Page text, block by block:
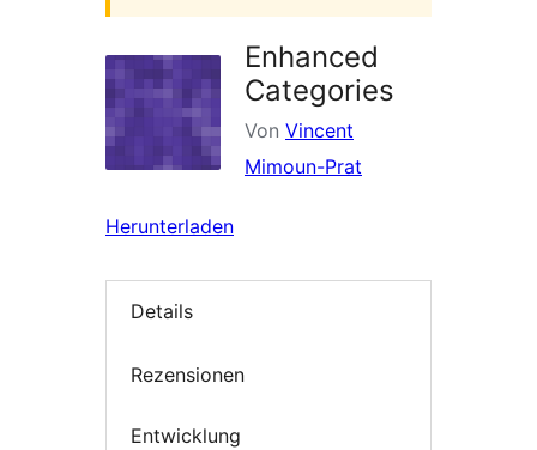
Enhanced
Categories
Von Vincent
Mimoun-Prat
Herunterladen
Details
Rezensionen
Entwicklung